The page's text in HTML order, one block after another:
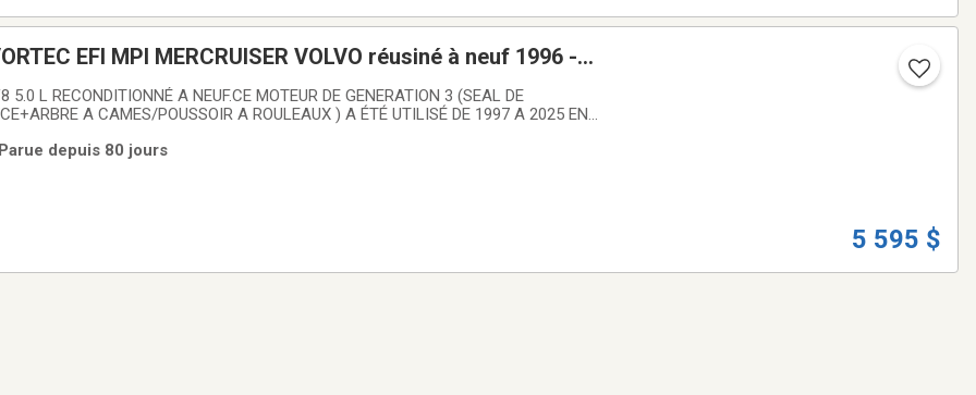
EFI MPI MERCRUISER VOLVO réusiné à neuf 1996 -
3 (SEAL DE
A CAMES/POUSSOIR A ROULEAUX ) A ÉTÉ UTILISÉ DE 1997 A 2025 EN
REUSINÉ EN ENTIER(NOS BLOCK MOTEURS N'ONT JAMAIS FONCTIONNÉ
depuis 80 jours
5 595 $